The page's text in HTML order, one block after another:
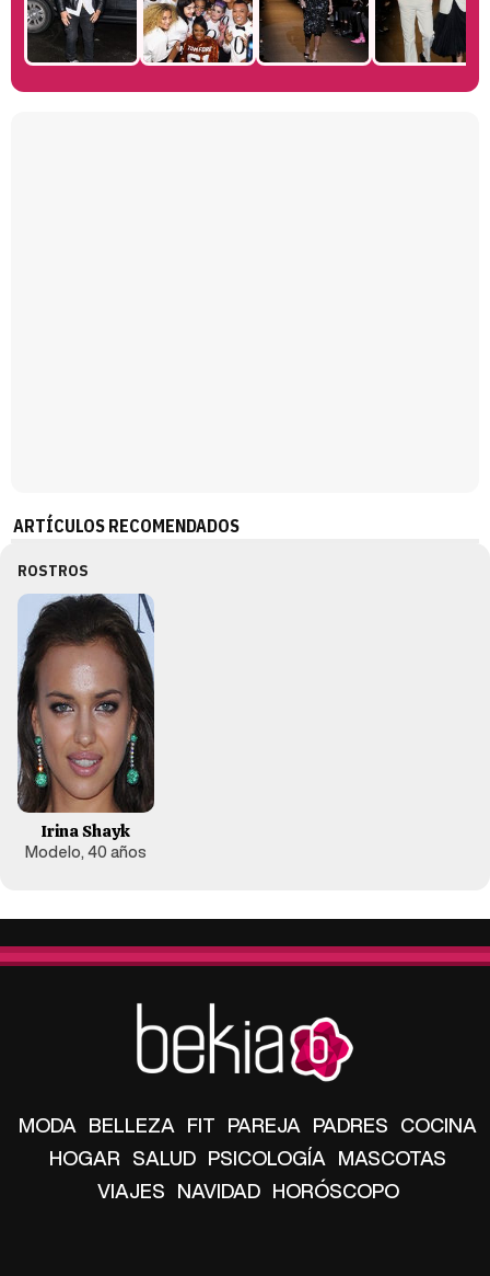
ARTÍCULOS RECOMENDADOS
ROSTROS
Irina Shayk
Modelo, 40 años
MODA BELLEZA FIT PAREJA PADRES COCINA
HOGAR SALUD PSICOLOGÍA MASCOTAS
VIAJES NAVIDAD HORÓSCOPO